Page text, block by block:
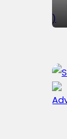
)